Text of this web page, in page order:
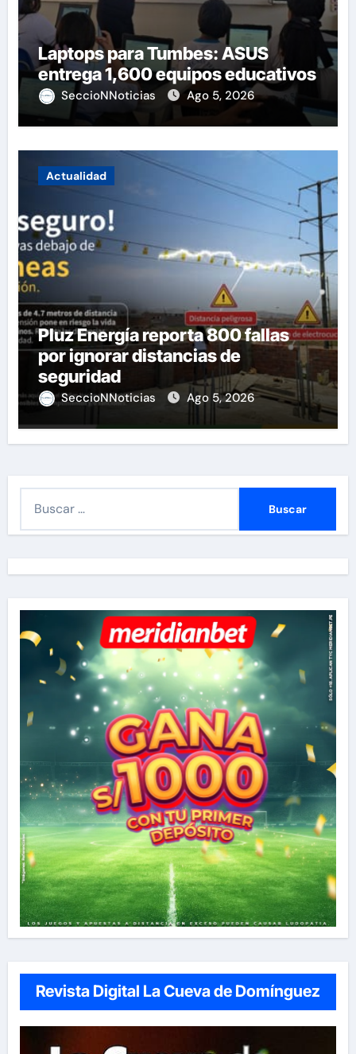
Laptops para Tumbes: ASUS
entrega 1,600 equipos educativos
SeccioNNoticias Ago 5, 2026
Actualidad
Pluz Energía reporta 800 fallas
por ignorar distancias de
seguridad
SeccioNNoticias Ago 5, 2026
r
:
Revista Digital La Cueva de Domínguez